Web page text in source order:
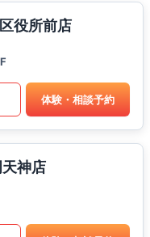
役所前店
体験・相談予約
神店